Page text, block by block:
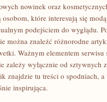
nowinek oraz
które interesują się
podejściem do wyglądu.
można znaleźć różnorodne
Ważnym elementem
zależy wyłącznie od sztywnych
znajdzie tu treści o spodniach,
inspirująca.